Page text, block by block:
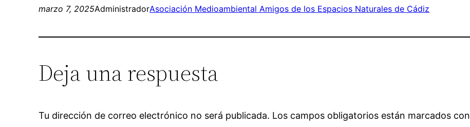
marzo 7, 2025AdministradorAsociación Medioambiental Amigos de los Espacios Naturales de Cádiz
Deja una respuesta
Tu dirección de correo electrónico no será publicada. Los campos obligatorios están marcados con